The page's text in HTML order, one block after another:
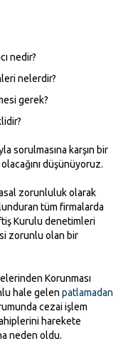
nedir?
nelerdir?
gerek?
sorulmasına karşın bir
düşünüyoruz.
zorunluluk olarak
tüm firmalarda
Kurulu denetimleri
zorunlu olan bir
Korunması
hale gelenpatlamadan
cezai işlem
harekete
neden oldu.